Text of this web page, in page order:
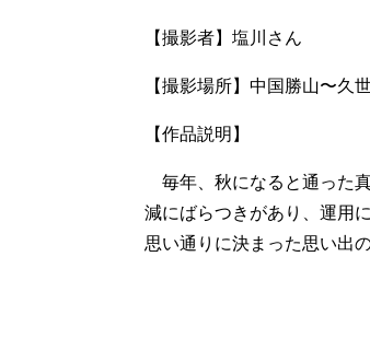
【撮影者】塩川さん
【撮影場所】中国勝山〜
【作品説明】
毎年、秋になると通った
減にばらつきがあり、運用
思い通りに決まった思い出